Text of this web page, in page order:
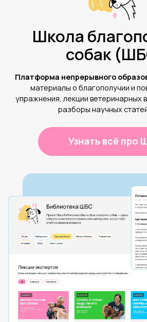
Школа
собак
Платформа непрерывного
материалы о благополучии и
упражнения, лекции ветеринарных
разборы научных статей
Узнать всё про